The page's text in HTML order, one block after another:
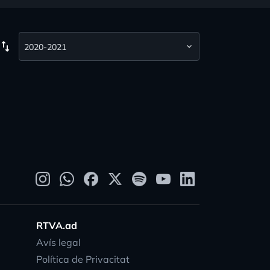
swap_vert
RTVA.ad
Avís legal
Política de Privacitat